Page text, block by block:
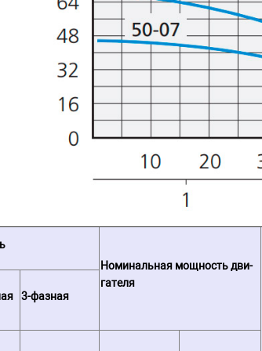
Но­ми­наль­ная мощ­ность дви­
га­те­ля
3-фазная